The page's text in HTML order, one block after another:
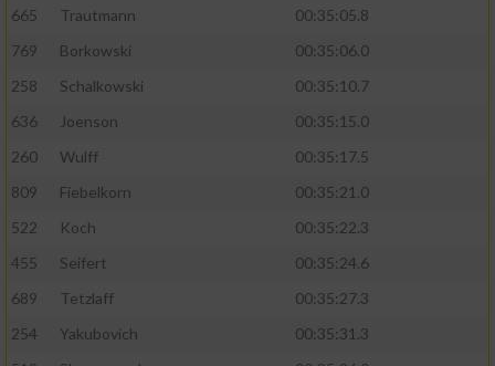
665
Trautmann
00:35:05.8
769
Borkowski
00:35:06.0
258
Schalkowski
00:35:10.7
636
Joenson
00:35:15.0
260
Wulff
00:35:17.5
809
Fiebelkorn
00:35:21.0
522
Koch
00:35:22.3
455
Seifert
00:35:24.6
689
Tetzlaff
00:35:27.3
254
Yakubovich
00:35:31.3